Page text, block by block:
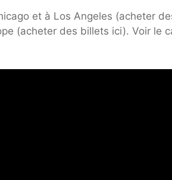
et à Los Angeles (acheter
(acheter des billets ici). Voir le